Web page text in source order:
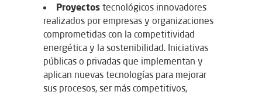
Proyectos tecnológicos innovadores
realizados por empresas y organizaciones
comprometidas con la competitividad
energética y la sostenibilidad. Iniciativas
públicas o privadas que implementan y
aplican nuevas tecnologías para mejorar
sus procesos, ser más competitivos,